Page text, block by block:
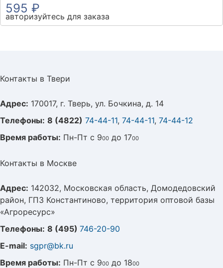
595 ₽
авторизуйтесь для заказа
Контакты в Твери
Адрес: 170017, г. Тверь, ул. Бочкина, д. 14
Телефоны: 8 (4822) 74-44-11, 74-44-11, 74-44-12
Время работы: Пн-Пт с 900 до 1700
Контакты в Москве
Адрес: 142032, Московская область, Домодедовский
район, ГПЗ Константиново, территория оптовой базы
«Агроресурс»
Телефоны: 8 (495) 746-20-90
E-mail: sgpr@bk.ru
Время работы: Пн-Пт с 900 до 1800